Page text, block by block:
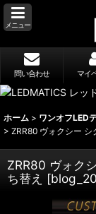
メニュー
問い合わせ マイ
ホーム > ワンオフLED
> ZRR80 ヴォクシー シ
ZRR80 ヴォク
ち替え [